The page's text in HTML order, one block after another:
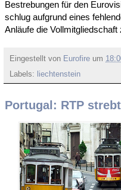
Bestrebungen für den
schlug aufgrund eines
Anläufe die
Eingestellt von Eurofire um
Labels:
liechtenstein
Portugal: RTP